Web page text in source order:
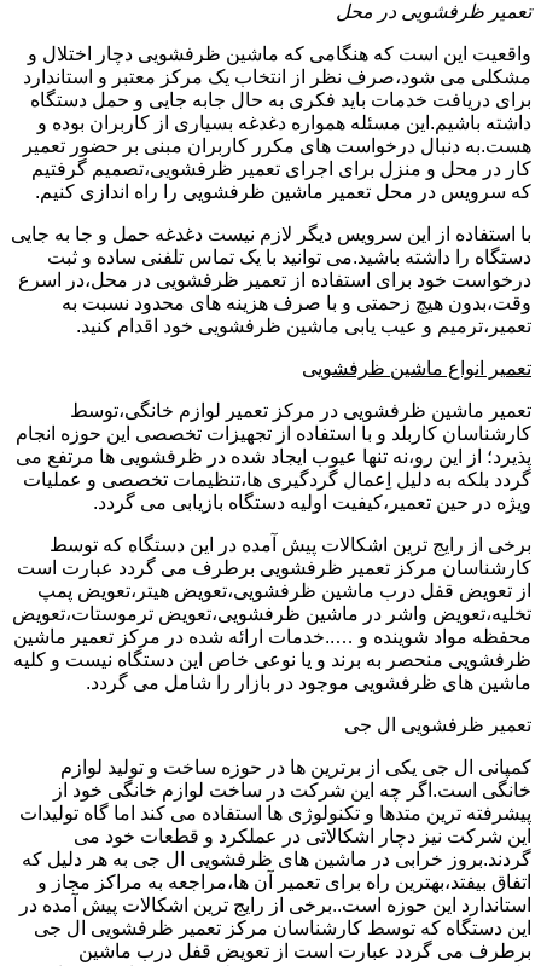
تعمیر ظرفشویی در محل
واقعیت این است که هنگامی که ماشین ظرفشویی دچار اختلال و
مشکلی می شود،صرف نظر از انتخاب یک مرکز معتبر و استاندارد
برای دریافت خدمات باید فکری به حال جابه جایی و حمل دستگاه
داشته باشیم.این مسئله همواره دغدغه بسیاری از کاربران بوده و
هست.به دنبال درخواست های مکرر کاربران مبنی بر حضور تعمیر
کار در محل و منزل برای اجرای تعمیر ظرفشویی،تصمیم گرفتیم
که سرویس در محل تعمیر ماشین ظرفشویی را راه اندازی کنیم.
با استفاده از این سرویس دیگر لازم نیست دغدغه حمل و جا به جایی
دستگاه را داشته باشید.می توانید با یک تماس تلفنی ساده و ثبت
درخواست خود برای استفاده از تعمیر ظرفشویی در محل،در اسرع
وقت،بدون هیچ زحمتی و با صرف هزینه های محدود نسبت به
تعمیر،ترمیم و عیب یابی ماشین ظرفشویی خود اقدام کنید.
تعمیر انواع ماشین ظرفشویی
تعمیر ماشین ظرفشویی در مرکز تعمیر لوازم خانگی،توسط
کارشناسان کاربلد و با استفاده از تجهیزات تخصصی این حوزه انجام
پذیرد؛ از این رو،نه تنها عیوب ایجاد شده در ظرفشویی ها مرتفع می
گردد بلکه به دلیل اِعمال گردگیری ها،تنظیمات تخصصی و عملیات
ویژه در حین تعمیر،کیفیت اولیه دستگاه بازیابی می گردد.
برخی از رایج ترین اشکالات پیش آمده در این دستگاه که توسط
کارشناسان مرکز تعمیر ظرفشویی برطرف می گردد عبارت است
از تعویض قفل درب ماشین ظرفشویی،تعویض هیتر،تعویض پمپ
تخلیه،تعویض واشر در ماشین ظرفشویی،تعویض ترموستات،تعویض
محفظه مواد شوینده و …..خدمات ارائه شده در مرکز تعمیر ماشین
ظرفشویی منحصر به برند و یا نوعی خاص این دستگاه نیست و کلیه
ماشین های ظرفشویی موجود در بازار را شامل می گردد.
تعمیر ظرفشویی ال جی
کمپانی ال جی یکی از برترین ها در حوزه ساخت و تولید لوازم
خانگی است.اگر چه این شرکت در ساخت لوازم خانگی خود از
پیشرفته ترین متدها و تکنولوژی ها استفاده می کند اما گاه تولیدات
این شرکت نیز دچار اشکالاتی در عملکرد و قطعات خود می
گردند.بروز خرابی در ماشین های ظرفشویی ال جی به هر دلیل که
اتفاق بیفتد،بهترین راه برای تعمیر آن ها،مراجعه به مراکز مجاز و
استاندارد این حوزه است..برخی از رایج ترین اشکالات پیش آمده در
این دستگاه که توسط کارشناسان مرکز تعمیر ظرفشویی ال جی
برطرف می گردد عبارت است از تعویض قفل درب ماشین